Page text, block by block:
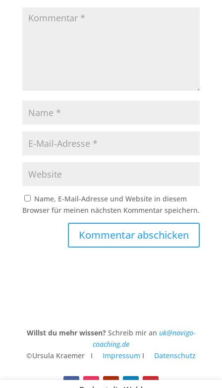
Name, E-Mail-Adresse und Website in diesem
Browser für meinen nächsten Kommentar speichern.
Kommentar abschicken
Willst du mehr wissen? Schreib mir an uk@navigo-
coaching.de
©Ursula Kraemer I
Impressum I Datenschutz